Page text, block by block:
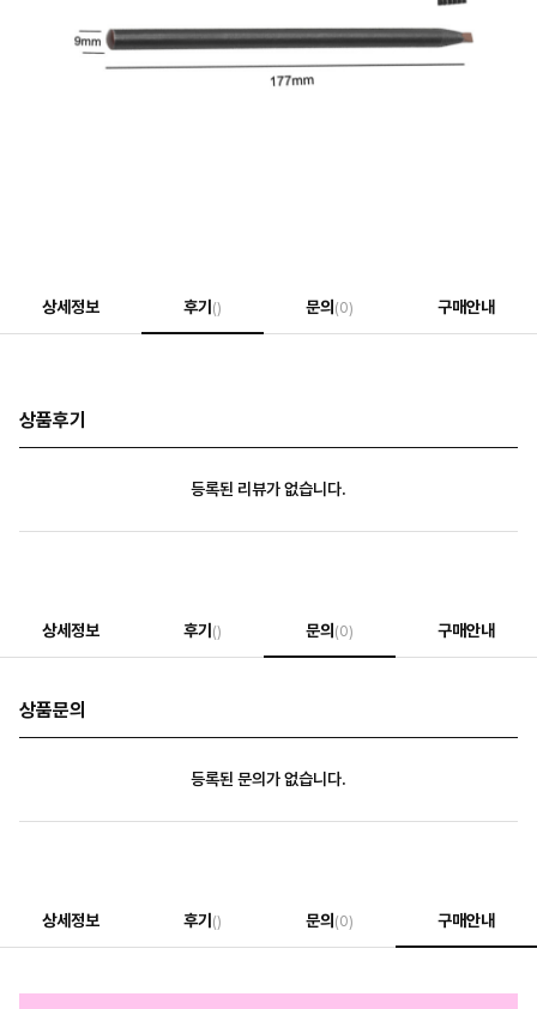
상세정보 후기 () 문의 (0) 구매안내
상품후기
등록된 리뷰가 없습니다.
상세정보 후기 () 문의 (0) 구매안내
상품문의
등록된 문의가 없습니다.
상세정보 후기 () 문의 (0) 구매안내